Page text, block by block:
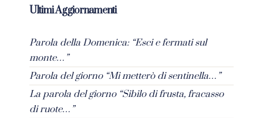
Ultimi Aggiornamenti
Parola della Domenica: “Esci e fermati sul
monte…”
Parola del giorno “Mi metterò di sentinella…”
La parola del giorno “Sibilo di frusta, fracasso
di ruote…”